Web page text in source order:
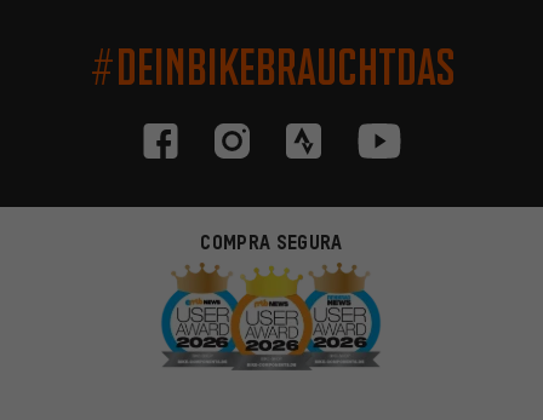
#DEINBIKEBRAUCHTDAS
COMPRA SEGURA